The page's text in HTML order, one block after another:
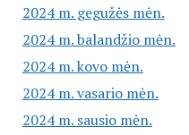
2024 m. gegužės mėn.
2024 m. balandžio mėn.
2024 m. kovo mėn.
2024 m. vasario mėn.
2024 m. sausio mėn.